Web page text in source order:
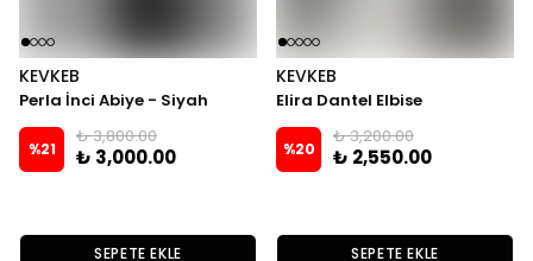
KEVKEB
Perla İnci Abiye - Siyah
%21
₺ 3,800.00
₺ 3,000.00
SEPETE EKLE
KEVKEB
Elira Dantel Elbise
%20
₺ 3,200.00
₺ 2,550.00
SEPETE EKLE